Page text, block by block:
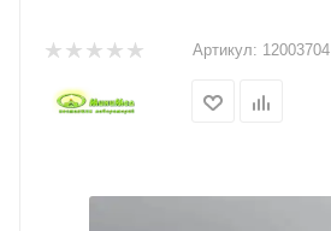
Артикул: 12003704